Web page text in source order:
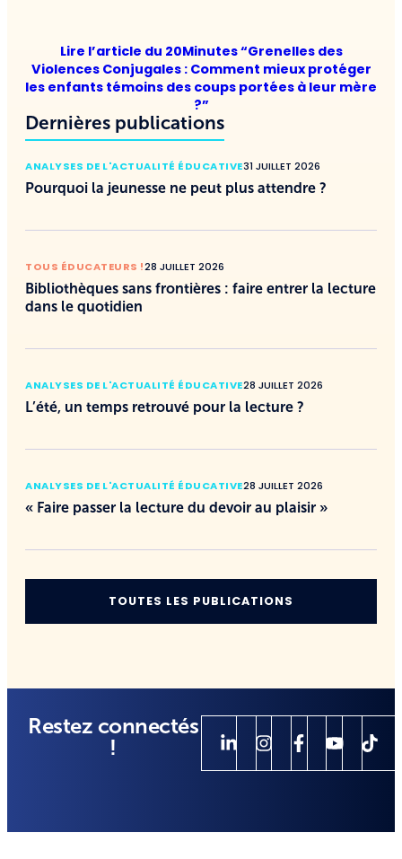
Lire l’article du 20Minutes “Grenelles des
Violences Conjugales : Comment mieux protéger
les enfants témoins des coups portées à leur mère
?”
Dernières publications
ANALYSES DE L'ACTUALITÉ ÉDUCATIVE31 JUILLET 2026
Pourquoi la jeunesse ne peut plus attendre ?
TOUS ÉDUCATEURS !28 JUILLET 2026
Bibliothèques sans frontières : faire entrer la lecture
dans le quotidien
ANALYSES DE L'ACTUALITÉ ÉDUCATIVE28 JUILLET 2026
L’été, un temps retrouvé pour la lecture ?
ANALYSES DE L'ACTUALITÉ ÉDUCATIVE28 JUILLET 2026
« Faire passer la lecture du devoir au plaisir »
TOUTES LES PUBLICATIONS
Restez connectés
!